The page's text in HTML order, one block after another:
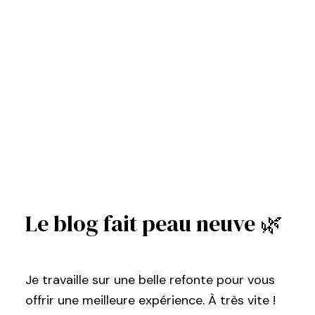
Le blog fait peau neuve 🌿
Je travaille sur une belle refonte pour vous
offrir une meilleure expérience. À très vite !